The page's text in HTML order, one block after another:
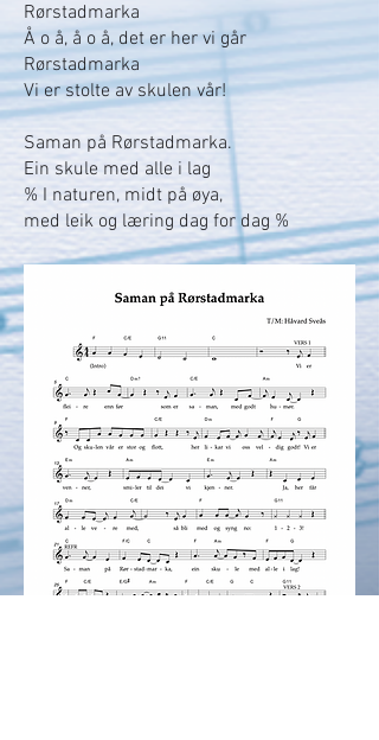
Rørstadmarka
Å o å, å o å, det er her vi går
Rørstadmarka
Vi er stolte av skulen vår!
Saman på Rørstadmarka.
Ein skule med alle i lag
% I naturen, midt på øya,
med leik og læring dag for dag %